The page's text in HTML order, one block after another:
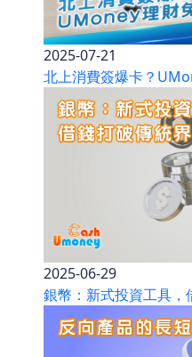
2025-07-21
北上消費簽爆卡？
2025-06-29
銀幣：新式投資工具，